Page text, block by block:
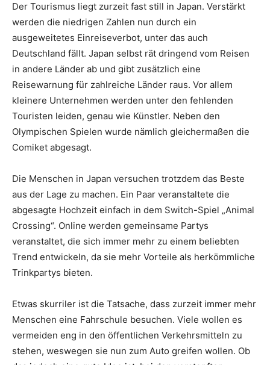
Der Tourismus liegt zurzeit fast still in Japan. Verstärkt
werden die niedrigen Zahlen nun durch ein
ausgeweitetes Einreiseverbot, unter das auch
Deutschland fällt. Japan selbst rät dringend vom Reisen
in andere Länder ab und gibt zusätzlich eine
Reisewarnung für zahlreiche Länder raus. Vor allem
kleinere Unternehmen werden unter den fehlenden
Touristen leiden, genau wie Künstler. Neben den
Olympischen Spielen wurde nämlich gleichermaßen die
Comiket abgesagt.
Die Menschen in Japan versuchen trotzdem das Beste
aus der Lage zu machen. Ein Paar veranstaltete die
abgesagte Hochzeit einfach in dem Switch-Spiel „Animal
Crossing“. Online werden gemeinsame Partys
veranstaltet, die sich immer mehr zu einem beliebten
Trend entwickeln, da sie mehr Vorteile als herkömmliche
Trinkpartys bieten.
Etwas skurriler ist die Tatsache, dass zurzeit immer mehr
Menschen eine Fahrschule besuchen. Viele wollen es
vermeiden eng in den öffentlichen Verkehrsmitteln zu
stehen, weswegen sie nun zum Auto greifen wollen. Ob